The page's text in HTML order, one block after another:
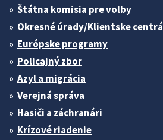
Štátna komisia pre volby
Okresné úrady/Klientske centrá
Európske programy
Policajný zbor
Azyl a migrácia
Verejná správa
Hasiči a záchranári
Krízové riadenie